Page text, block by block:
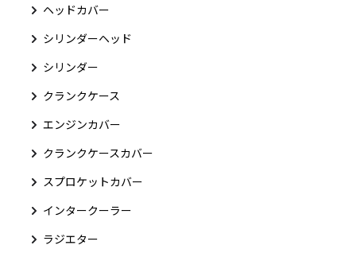
ヘッドカバー
シリンダーヘッド
シリンダー
クランクケース
エンジンカバー
クランクケースカバー
スプロケットカバー
インタークーラー
ラジエター